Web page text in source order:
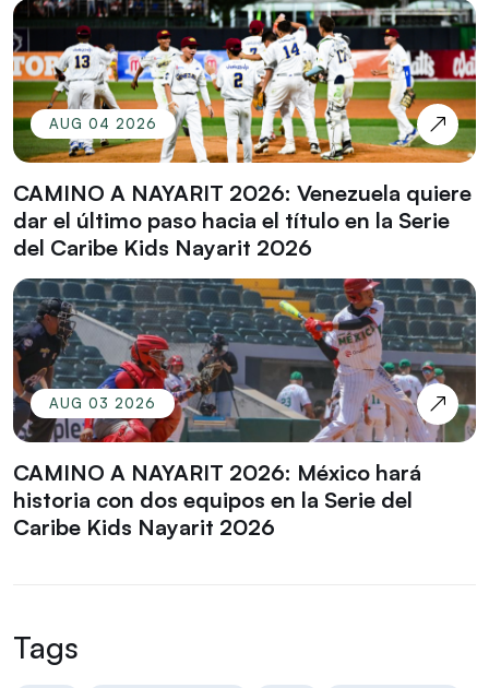
AUG 04 2026
CAMINO A NAYARIT 2026: Venezuela quiere
dar el último paso hacia el título en la Serie
del Caribe Kids Nayarit 2026
AUG 03 2026
CAMINO A NAYARIT 2026: México hará
historia con dos equipos en la Serie del
Caribe Kids Nayarit 2026
Tags